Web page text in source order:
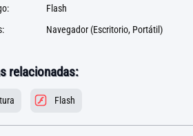
Flash
Navegador (Escritorio, Portátil)
relacionadas:
Flash